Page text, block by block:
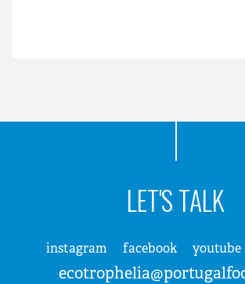
LET'S TALK
instagram facebook youtube